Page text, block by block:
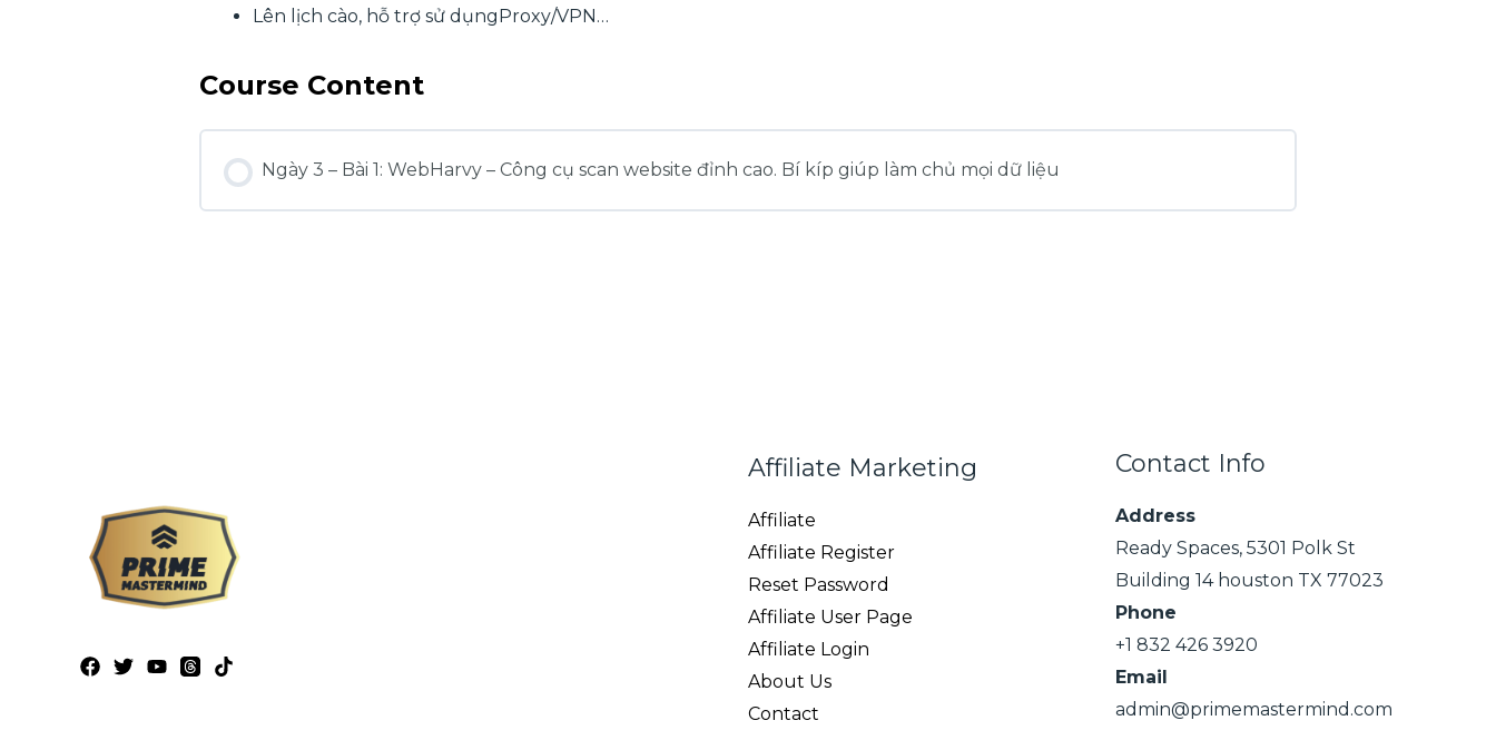
Lên lịch cào, hỗ trợ sử dụngProxy/VPN…
Course Content
Ngày 3 – Bài 1: WebHarvy – Công cụ scan website đỉnh cao. Bí kíp giúp làm chủ mọi dữ liệu
Affiliate Marketing
Affiliate
Affiliate Register
Reset Password
Affiliate User Page
Affiliate Login
About Us
Contact
Contact Info
Address
Ready Spaces, 5301 Polk St
Building 14 houston TX 77023
Phone
+1 832 426 3920
Email
admin@primemastermind.com